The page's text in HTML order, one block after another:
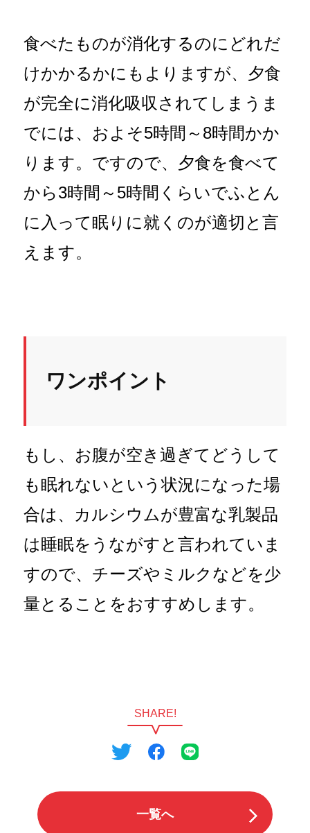
食べたものが消化するのにどれだ
けかかるかにもよりますが、夕食
が完全に消化吸収されてしまうま
でには、およそ5時間～8時間かか
ります。ですので、夕食を食べて
から3時間～5時間くらいでふとん
に入って眠りに就くのが適切と言
えます。
ワンポイント
もし、お腹が空き過ぎてどうして
も眠れないという状況になった場
合は、カルシウムが豊富な乳製品
は睡眠をうながすと言われていま
すので、チーズやミルクなどを少
量とることをおすすめします。
SHARE!
一覧へ